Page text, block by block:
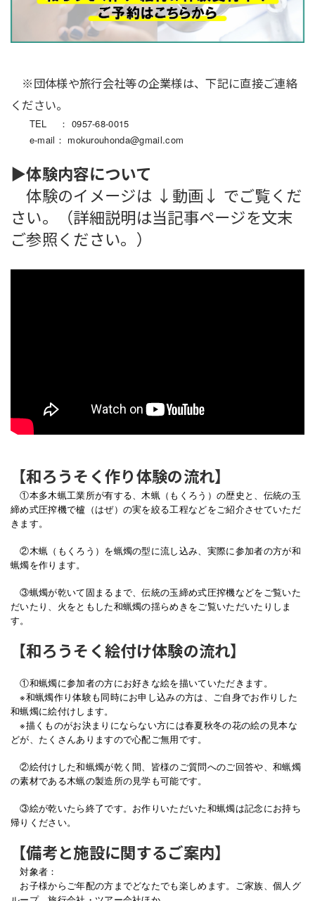
※団体様や旅行会社等の企業様は、下記に直接ご連絡
ください。
TEL ： 0957-68-0015
e-mail： mokurouhonda@gmail.com
▶体験内容について
体験のイメージは ↓動画↓ でご覧くだ
さい。（詳細説明は当記事ページを文末
ご参照ください。）
【和ろうそく作り体験の流れ】
①本多木蝋工業所が有する、木蝋（もくろう）の歴史と、伝統の玉
締め式圧搾機で櫨（はぜ）の実を絞る工程などをご紹介させていただ
きます。
②木蝋（もくろう）を蝋燭の型に流し込み、実際に参加者の方が和
蝋燭を作ります。
③蝋燭が乾いて固まるまで、伝統の玉締め式圧搾機などをご覧いた
だいたり、火をともした和蝋燭の揺らめきをご覧いただいたりしま
す。
【和ろうそく絵付け体験の流れ】
①和蝋燭に参加者の方にお好きな絵を描いていただきます。
※和蝋燭作り体験も同時にお申し込みの方は、ご自身でお作りした
和蝋燭に絵付けします。
※描くものがお決まりにならない方には春夏秋冬の花の絵の見本な
どが、たくさんありますので心配ご無用です。
②絵付けした和蝋燭が乾く間、皆様のご質問へのご回答や、和蝋燭
の素材である木蝋の製造所の見学も可能です。
③絵が乾いたら終了です。お作りいただいた和蝋燭は記念にお持ち
帰りください。
【備考と施設に関するご案内】
対象者：
お子様からご年配の方までどなたでも楽しめます。ご家族、個人グ